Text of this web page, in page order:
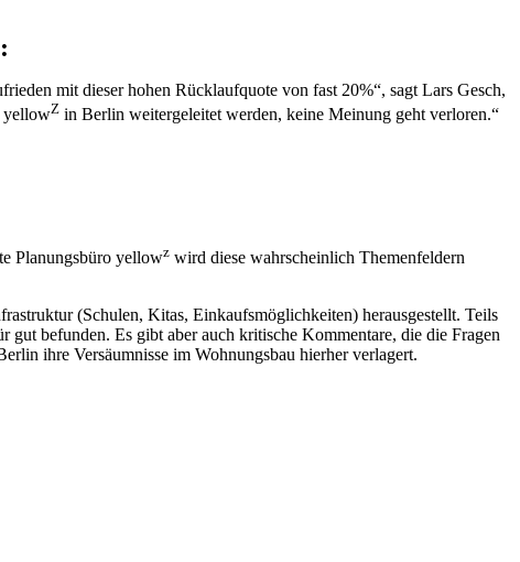
mit dieser hohen Rücklaufquote von fast 20%“, sagt Lars Gesch,
yellowZ in Berlin weitergeleitet werden, keine Meinung geht verloren.“
Planungsbüro yellowz wird diese wahrscheinlich Themenfeldern
(Schulen, Kitas, Einkaufsmöglichkeiten) herausgestellt. Teils
befunden. Es gibt aber auch kritische Kommentare, die die Fragen
ihre Versäumnisse im Wohnungsbau hierher verlagert.